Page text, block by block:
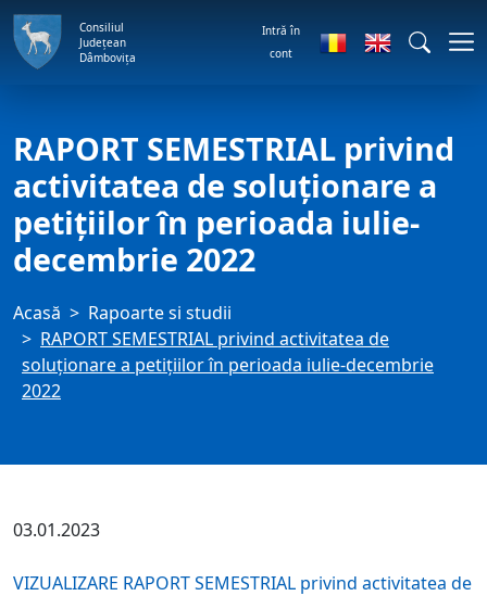
Consiliul
Județean
Dâmbovița
Intră în
cont
RAPORT SEMESTRIAL privind
activitatea de soluţionare a
petiţiilor în perioada iulie-
decembrie 2022
Acasă
Rapoarte si studii
RAPORT SEMESTRIAL privind activitatea de
soluţionare a petiţiilor în perioada iulie-decembrie
2022
03.01.2023
VIZUALIZARE RAPORT SEMESTRIAL privind activitatea de